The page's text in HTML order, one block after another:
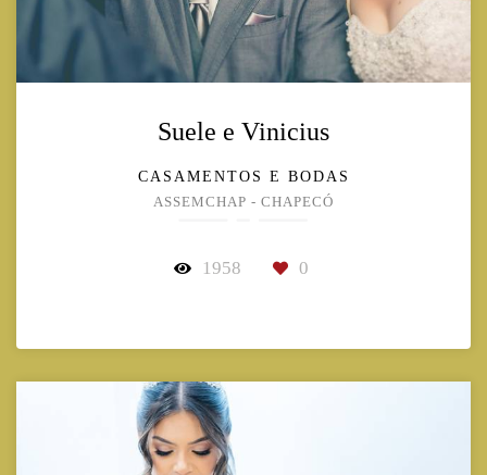
Suele e Vinicius
CASAMENTOS E BODAS
ASSEMCHAP - CHAPECÓ
1958 0